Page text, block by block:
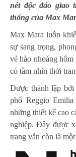
nét độc đáo giao
thống của Max
Max Mara luôn
sự sang trọng,
vẻ hào nhoáng
có tầm nhìn thời
Được thành lập bởi
phố Reggio
những thiết kế cao
nghiệp. Đây được
trang vẫn còn là